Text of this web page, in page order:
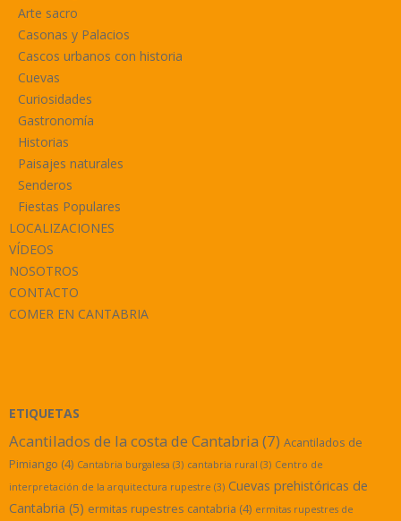
Arte sacro
Casonas y Palacios
Cascos urbanos con historia
Cuevas
Curiosidades
Gastronomía
Historias
Paisajes naturales
Senderos
Fiestas Populares
LOCALIZACIONES
VÍDEOS
NOSOTROS
CONTACTO
COMER EN CANTABRIA
ETIQUETAS
Acantilados de la costa de Cantabria (7) Acantilados de
Pimiango (4) Cantabria burgalesa (3) cantabria rural (3) Centro de
interpretación de la arquitectura rupestre (3) Cuevas prehistóricas de
Cantabria (5) ermitas rupestres cantabria (4) ermitas rupestres de